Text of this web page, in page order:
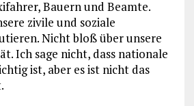
Bauern und Beamte.
zivile und soziale
Nicht bloß über unsere
Ich sage nicht, dass nationale
ist, aber es ist nicht das